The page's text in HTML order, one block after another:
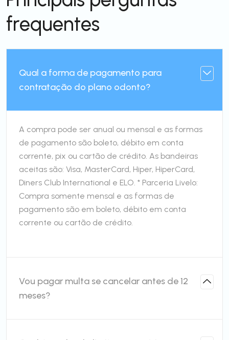
frequentes
Qual a forma de pagamento para
contratação do plano odonto?
A compra pode ser anual ou mensal e as formas
de pagamento são boleto, débito em conta
corrente, pix ou cartão de crédito. As bandeiras
aceitas são: Visa, MasterCard, Hiper, HiperCard,
Diners Club International e ELO. * Parceria Livelo:
Compra somente mensal e as formas de
pagamento são em boleto, débito em conta
corrente ou cartão de crédito.
Vou pagar multa se cancelar antes de 12
meses?